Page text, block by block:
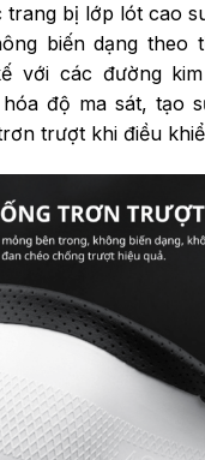
bị lớp lót cao
biến dạng theo
với các đường
độ ma sát, tạo
trượt khi điều